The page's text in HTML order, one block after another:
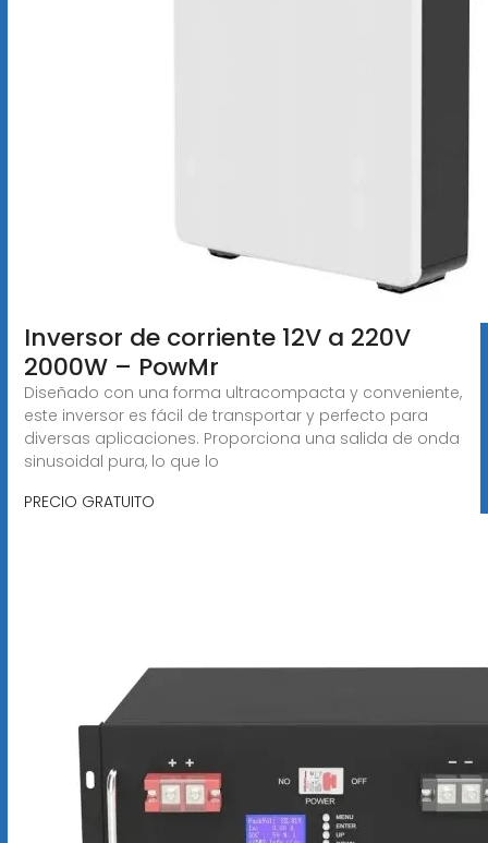
Inversor de corriente 12V a 220V
2000W – PowMr
Diseñado con una forma ultracompacta y conveniente,
este inversor es fácil de transportar y perfecto para
diversas aplicaciones. Proporciona una salida de onda
sinusoidal pura, lo que lo
PRECIO GRATUITO